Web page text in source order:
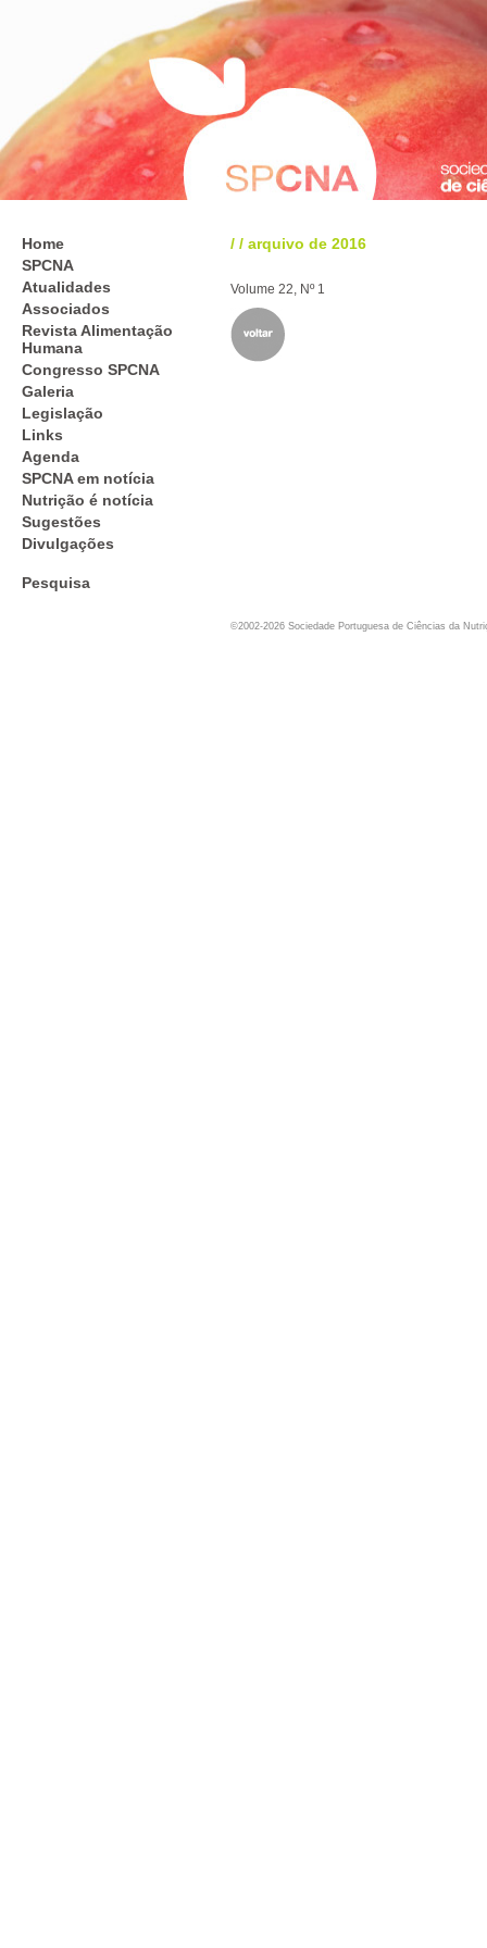
Home
SPCNA
Atualidades
Associados
Revista Alimentação
Humana
Congresso SPCNA
Galeria
Legislação
Links
Agenda
SPCNA em notícia
Nutrição é notícia
Sugestões
Divulgações
Pesquisa
/ / arquivo de 2016
Volume 22, Nº 1
©2002-2026 Sociedade Portuguesa de Ciências da